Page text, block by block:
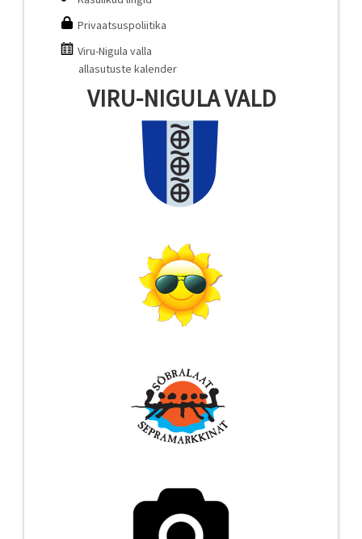
Privaatsuspoliitika
Viru-Nigula valla
allasutuste kalender
VIRU-NIGULA VALD